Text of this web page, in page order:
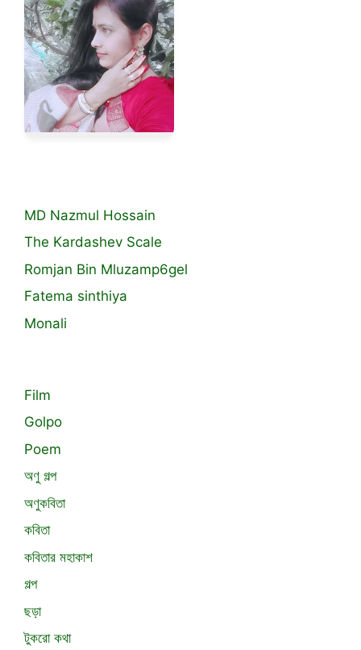
MD Nazmul Hossain
The Kardashev Scale
Romjan Bin Mluzamp6gel
Fatema sinthiya
Monali
Film
Golpo
Poem
অণু গল্প
অণুকবিতা
কবিতা
কবিতার মহাকাশ
গল্প
ছড়া
টুকরো কথা